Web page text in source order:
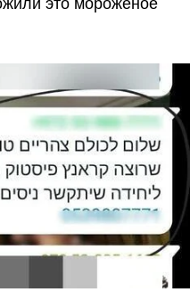
это мороженое